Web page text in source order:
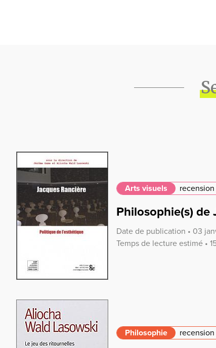
Arts visuels recension
Philosophie(s) de
Date de publication • 03
Temps de lecture estimé •
Philosophie recension